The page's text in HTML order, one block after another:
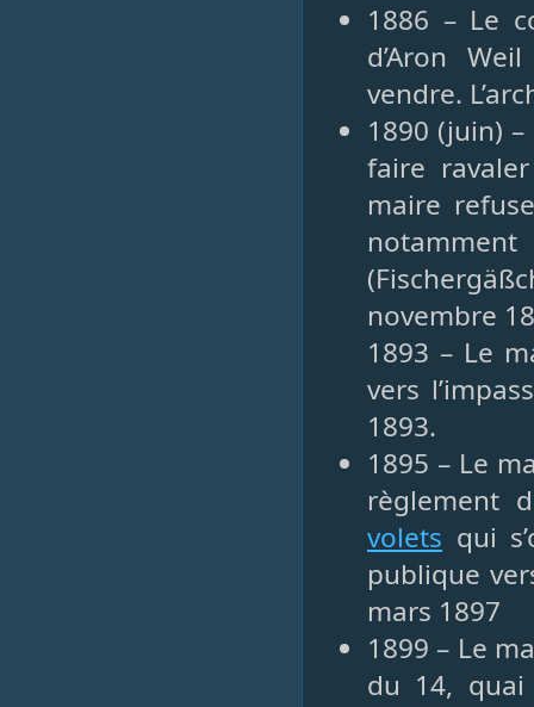
1886 – Le
d’Aron
vendre.
1890 (juin)
faire
maire
novembre
1893 – Le
vers
1893.
1895 – Le
règlement
volets qui
publique
mars 1897
1899 – Le
du 14, quai